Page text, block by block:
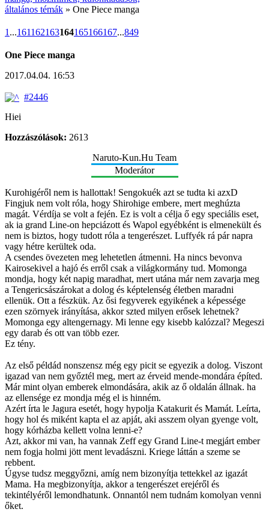
általános témák » One Piece manga
1 ...161162163164165166167...849
One Piece manga
2017.04.04. 16:53
#2446
Hiei
Hozzászólások: 2613
Naruto-Kun.Hu Team
Moderátor
Kurohigéről nem is hallottak! Sengokuék azt se tudta ki azxD
Fingjuk nem volt róla, hogy Shirohige embere, mert meghúzta
magát. Vérdíja se volt a fején. Ez is volt a célja ő egy speciális eset,
ak ia grand Line-on hepciázott és Wapol egyébként is elmenekült és
nem is biztos, hogy tudott róla a tengerészet. Luffyék rá pár napra
vagy hétre kerültek oda.
A csendes övezeten meg lehetetlen átmenni. Ha nincs bevonva
Kairosekivel a hajó és erről csak a világkormány tud. Momonga
mondja, hogy két napig maradhat, mert utána már nem zavarja meg
a Tengericsászárokat a dolog és képtelenség életben maradni
ellenük. Ott a fészkük. Az ősi fegyverek egyikének a képessége
ezen szörnyek irányítása, akkor szted milyen erősek lehetnek?
Momonga egy altengernagy. Mi lenne egy kisebb kalózzal? Megeszi
egy darab és ott van több ezer.
Ez tény.
Az első példád nonszensz még egy picit se egyezik a dolog. Viszont
igazad van nem győztél meg, mert az érveid mende-mondára építed.
Már mint olyan emberek elmondására, akik az ő oldalán állnak. ha
az ellensége ez mondja még el is hinném.
Azért írta le Jagura esetét, hogy hypolja Katakurit és Mamát. Leírta,
hogy hol és miként kapta el az apját, aki asszem olyan gyenge volt,
hogy kórházba kellett volna lenni-e?
Azt, akkor mi van, ha vannak Zeff egy Grand Line-t megjárt ember
nem fogja holmi jött ment levadászni. Kriege láttán a szeme se
rebbent.
Úgyse tudsz meggyőzni, amíg nem bizonyítja tettekkel az igazát
Mama. Ha megbizonyítja, akkor a tengerészet erejéről és
tekintélyéről lemondhatunk. Onnantól nem tudnám komolyan venni
őket.